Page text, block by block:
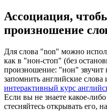
Ассоциация,
произношение
Для слова "non" можно
как в "нон-стоп" (без
произношение: "нон"
запомнить английские
интерактивный курс
Если вы не знаете какое-
стесняйтесь открывать его,